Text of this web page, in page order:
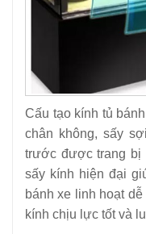
Cấu tạo kính tủ
chân không, sấy
trước được trang bị
sấy kính hiện đại
bánh xe linh hoạt
kính chịu lực tốt và